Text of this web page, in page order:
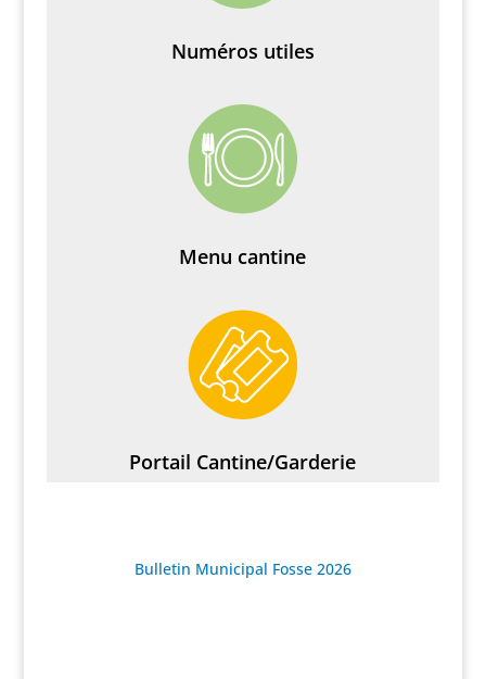
Numéros utiles
Menu cantine
Portail Cantine/Garderie
Bulletin Municipal Fosse 2026